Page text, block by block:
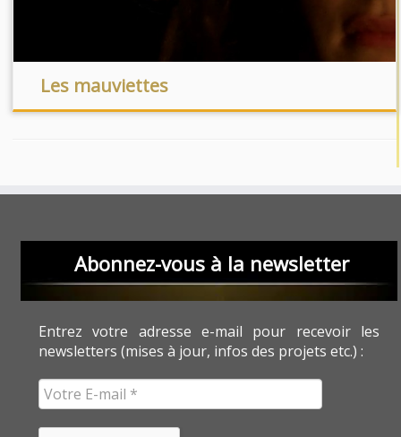
Les mauviettes
Abonnez-vous à la newsletter
Entrez votre adresse e-mail pour recevoir les
newsletters (mises à jour, infos des projets etc.) :